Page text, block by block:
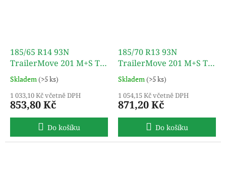
185/65 R14 93N
TrailerMove 201 M+S TL
TURON
Skladem(>5 ks)
1 033,10 Kč včetně DPH
853,80 Kč
Do košíku
185/70 R13 93N
TrailerMove 201 M+S TL
TURON
Skladem(>5 ks)
1 054,15 Kč včetně DPH
871,20 Kč
Do košíku